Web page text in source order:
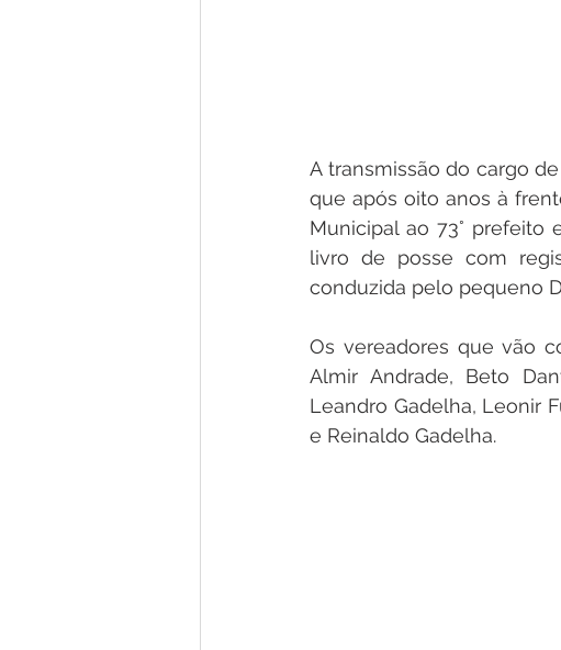
A transmissão do cargo
que após oito anos à
Municipal ao 73° prefeito
livro de posse com
conduzida pelo pequeno
Os vereadores que vão
Almir Andrade, Beto
Leandro Gadelha, Leonir
e Reinaldo Gadelha.